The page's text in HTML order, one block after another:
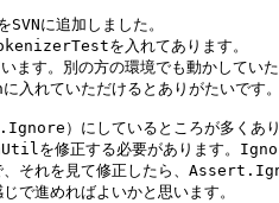
に追加しました。
を入れてあります。
ます。別の方の環境でも動かしてい
入れていただけるとありがたいです
）にしているところが多くあり
を修正する必要があります。
、それを見て修正したら、
で進めればよいかと思います。